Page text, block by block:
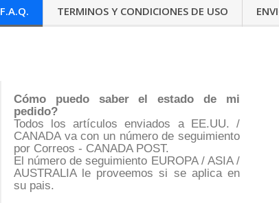
F.A.Q. TERMINOS Y CONDICIONES DE USO
Cómo puedo saber el estado de mi
pedido?
Todos los artículos enviados a EE.UU. /
CANADA va con un número de seguimiento
por Correos - CANADA POST.
El número de seguimiento EUROPA / ASIA /
AUSTRALIA le proveemos si se aplica en
su pais.